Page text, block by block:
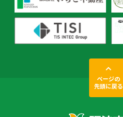
ページの
先頭に戻る